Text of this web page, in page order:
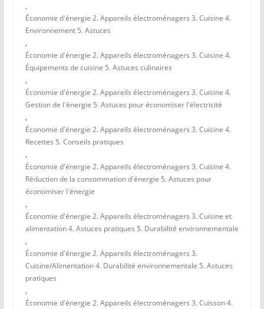
,
Économie d'énergie 2. Appareils électroménagers 3. Cuisine 4.
Environnement 5. Astuces
,
Économie d'énergie 2. Appareils électroménagers 3. Cuisine 4.
Équipements de cuisine 5. Astuces culinaires
,
Économie d'énergie 2. Appareils électroménagers 3. Cuisine 4.
Gestion de l'énergie 5. Astuces pour économiser l'électricité
,
Économie d'énergie 2. Appareils électroménagers 3. Cuisine 4.
Recettes 5. Conseils pratiques
,
Économie d'énergie 2. Appareils électroménagers 3. Cuisine 4.
Réduction de la consommation d'énergie 5. Astuces pour
économiser l'énergie
,
Économie d'énergie 2. Appareils électroménagers 3. Cuisine et
alimentation 4. Astuces pratiques 5. Durabilité environnementale
,
Économie d'énergie 2. Appareils électroménagers 3.
Cuisine/Alimentation 4. Durabilité environnementale 5. Astuces
pratiques
,
Économie d'énergie 2. Appareils électroménagers 3. Cuisson 4.